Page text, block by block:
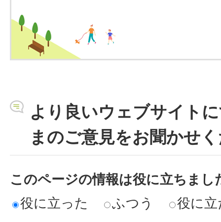
より良いウェブサイト
まのご意見をお聞かせ
このページの情報は役に立ちまし
役に立った
ふつう 役に